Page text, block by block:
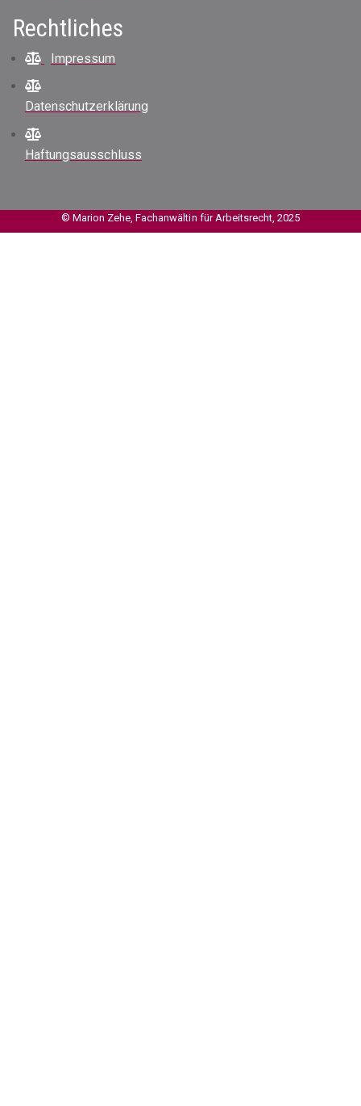
Rechtliches
Impressum
Datenschutzerklärung
Haftungsausschluss
© Marion Zehe, Fachanwältin für Arbeitsrecht, 2025